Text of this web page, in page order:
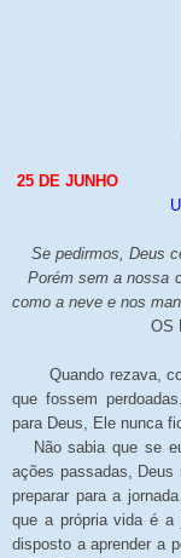
25 DE JUNHO
Se pedirmos, Deus
Porém sem a nossa
como a neve e nos
OS
Quando rezava,
que fossem
para Deus, Ele nunca
Não sabia que se
ações passadas,
preparar para a
que a própria vida é a
disposto a aprender a